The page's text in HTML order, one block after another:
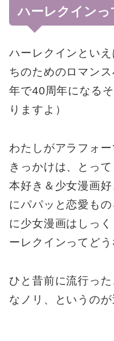
ハーレクインっ
ハーレクインとい
ちのためのロマン
年で40周年になる
りますよ）
わたしがアラフォ
きっかけは、とっ
本好き＆少女漫画
にパパッと恋愛も
に少女漫画はしっ
ーレクインってど
ひと昔前に流行っ
なノリ、というのが